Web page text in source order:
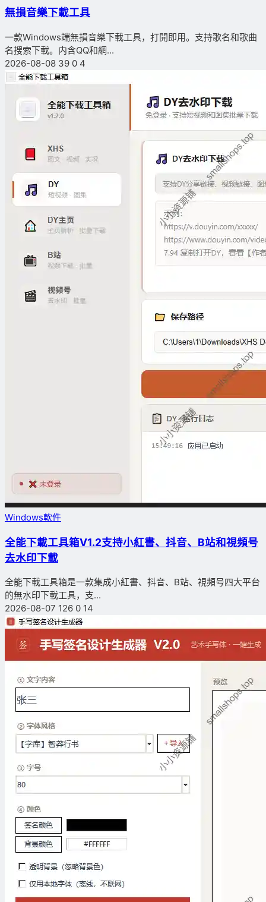
無損音樂下載工具
一款Windows端無損音樂下載工具，打開即用。支持歌名和歌曲
名搜索下載。内含QQ和網...
2026-08-08 39 0 4
Windows軟件
全能下載工具箱V1.2支持小紅書、抖音、B站和視頻号
去水印下載
全能下載工具箱是一款集成小紅書、抖音、B站、視頻号四大平台
的無水印下載工具，支...
2026-08-07 126 0 14